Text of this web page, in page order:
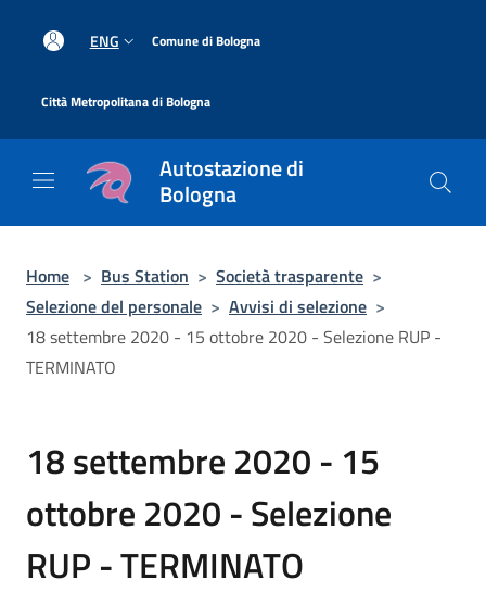
ENG Comune di Bologna
Città Metropolitana di Bologna
Autostazione di
Bologna
Home > Bus Station > Società trasparente >
Selezione del personale > Avvisi di selezione >
18 settembre 2020 - 15 ottobre 2020 - Selezione RUP -
TERMINATO
18 settembre 2020 - 15
ottobre 2020 - Selezione
RUP - TERMINATO